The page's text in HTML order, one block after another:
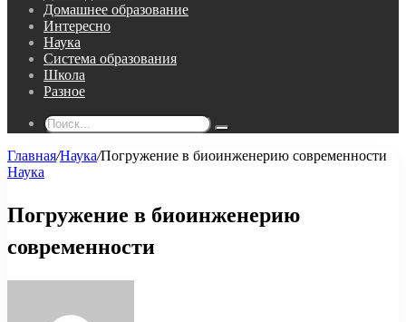
Домашнее образование
Интересно
Наука
Система образования
Школа
Разное
Поиск...
Главная/Наука/Погружение в биоинженерию современности
Наука
Погружение в биоинженерию
современности